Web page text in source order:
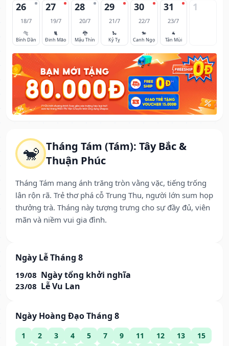
🐒 Tháng Tám (Tám): Tây Bắc &
Thuận Phúc
Tháng Tám mang ánh trăng tròn vằng vặc, tiếng trống
lân rộn rã. Trẻ thơ phá cỗ Trung Thu, người lớn sum họp
thưởng trà. Tháng này tượng trưng cho sự đầy đủ, viên
mãn và niềm vui gia đình.
Ngày Lễ Tháng 8
19/08 Ngày tổng khởi nghĩa
23/08 Lễ Vu Lan
Ngày Hoàng Đạo Tháng 8
1 2 3 4 5 7 9 11 12 13
15
26
18/7
🐅
Bính Dần
27
19/7
🐈
Đinh Mão
28
20/7
🐉
Mậu Thìn
29
21/7
🐍
Kỷ Tỵ
30
22/7
🐎
Canh Ngọ
31
23/7
🐐
Tân Mùi
1